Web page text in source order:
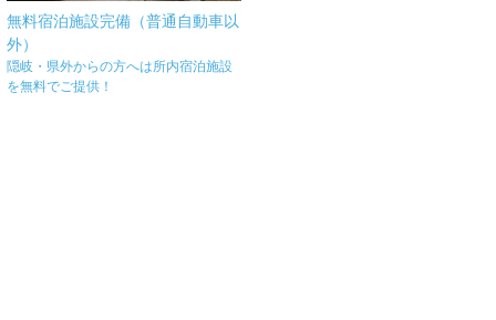
無料宿泊施設完備（普通自動車以
外）
隠岐・県外からの方へは所内宿泊施設
を無料でご提供！